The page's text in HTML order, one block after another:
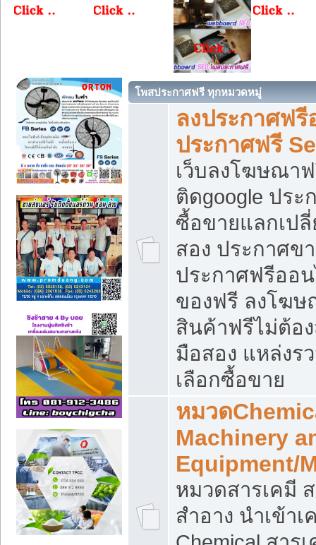
โพสประกาศฟรี ทุกหมวดหมู่
ลงประกาศฟ
ประกาศฟรี
เว็บลงโฆษณา
ติดgoogle ปร
ซื้อขายแลกเป
สอง ประกาศข
ประกาศฟรีออ
ของฟรี ลงโฆ
สินค้าฟรีไม่ต้อ
มือสอง แหล่งร
เลือกซื้อขาย
หมวด
Machinery
Equipment/
หมวดสารเคมี
สำอาง นำเข้